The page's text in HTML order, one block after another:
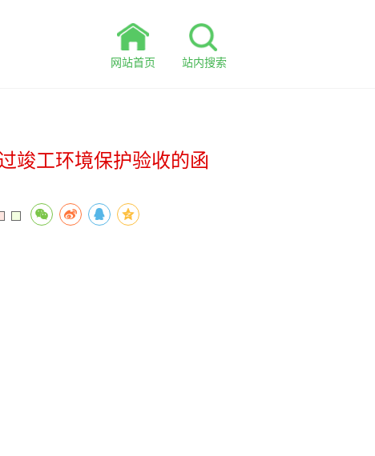
网站首页 站内搜索
竣工环境保护验收的函